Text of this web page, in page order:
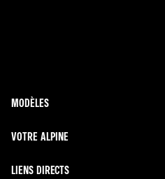
MODÈLES
VOTRE ALPINE
LIENS DIRECTS